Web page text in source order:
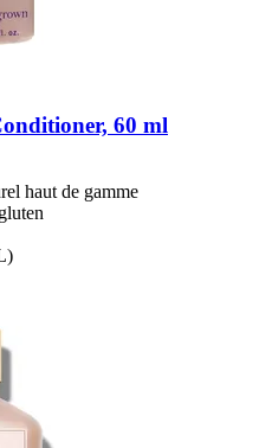
60 ml
haut de gamme